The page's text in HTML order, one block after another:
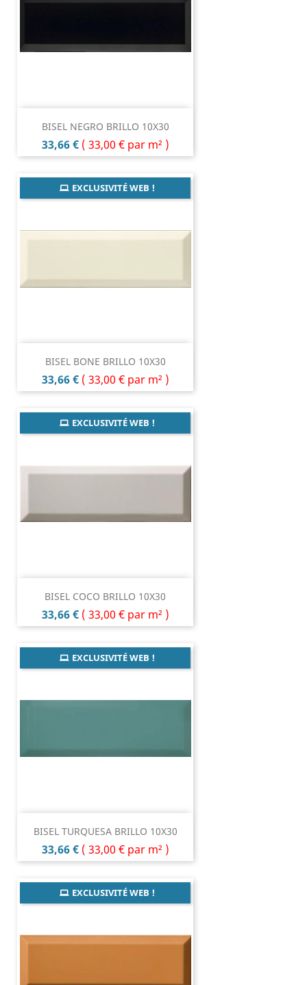
BISEL NEGRO BRILLO 10X30
Prix
33,66 € ( 33,00 € par m² )
BISEL BONE BRILLO 10X30
Prix
33,66 € ( 33,00 € par m² )
EXCLUSIVITÉ WEB !
BISEL COCO BRILLO 10X30
Prix
33,66 € ( 33,00 € par m² )
EXCLUSIVITÉ WEB !
BISEL TURQUESA BRILLO 10X30
Prix
33,66 € ( 33,00 € par m² )
EXCLUSIVITÉ WEB !
EXCLUSIVITÉ WEB !